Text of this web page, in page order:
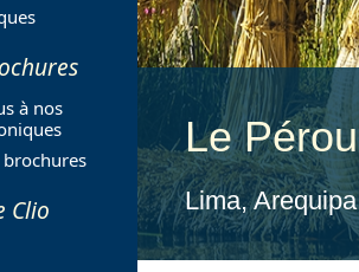
à nos
brochures
Clio
Le Pérou
Lima,